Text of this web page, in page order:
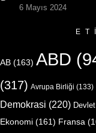
6 Mayıs 2024
AB (163) ABD
(317) Avrupa Birliği (133)
Demokrasi (220) Devlet
Ekonomi (161) Fransa